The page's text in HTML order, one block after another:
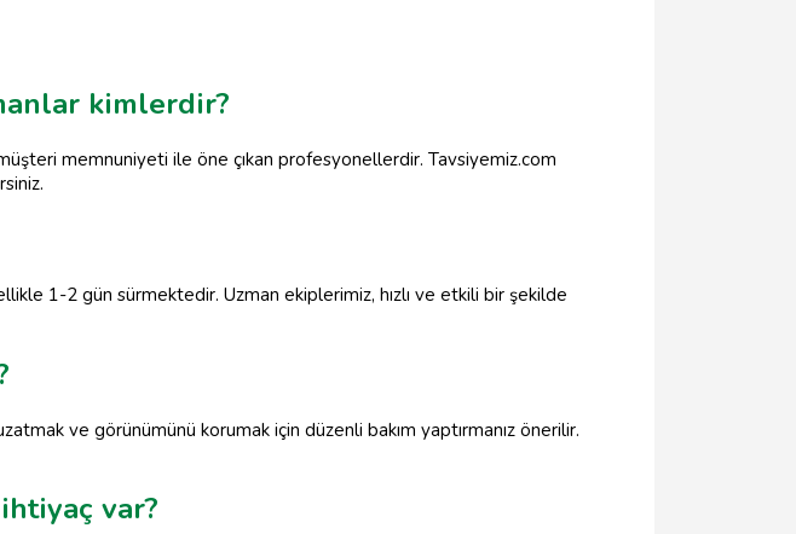
kimlerdir?
memnuniyeti ile öne çıkan profesyonellerdir. Tavsiyemiz.com
1-2 gün sürmektedir. Uzman ekiplerimiz, hızlı ve etkili bir şekilde
ve görünümünü korumak için düzenli bakım yaptırmanız önerilir.
var?